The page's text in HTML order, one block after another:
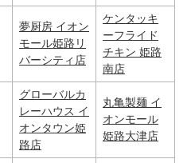
夢厨房 イオン
モール姫路リ
バーシティ店
ケンタッキ
ーフライド
チキン 姫路
南店
グローバルカ
レーハウス イ
オンタウン姫
路店
丸亀製麺 イ
オンモール
姫路大津店